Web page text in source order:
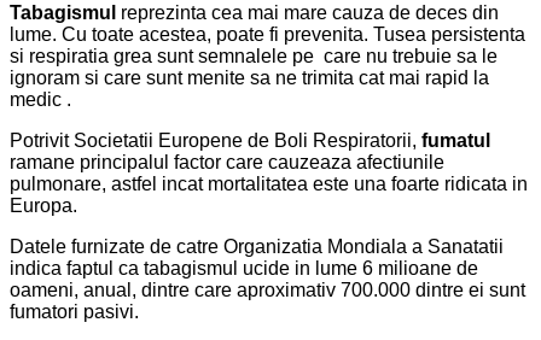
Tabagismul reprezinta cea mai mare cauza de deces din
lume. Cu toate acestea, poate fi prevenita. Tusea persistenta
si respiratia grea sunt semnalele pe care nu trebuie sa le
ignoram si care sunt menite sa ne trimita cat mai rapid la
medic .
Potrivit Societatii Europene de Boli Respiratorii, fumatul
ramane principalul factor care cauzeaza afectiunile
pulmonare, astfel incat mortalitatea este una foarte ridicata in
Europa.
Datele furnizate de catre Organizatia Mondiala a Sanatatii
indica faptul ca tabagismul ucide in lume 6 milioane de
oameni, anual, dintre care aproximativ 700.000 dintre ei sunt
fumatori pasivi.